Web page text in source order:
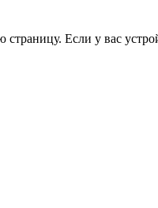
Если у вас